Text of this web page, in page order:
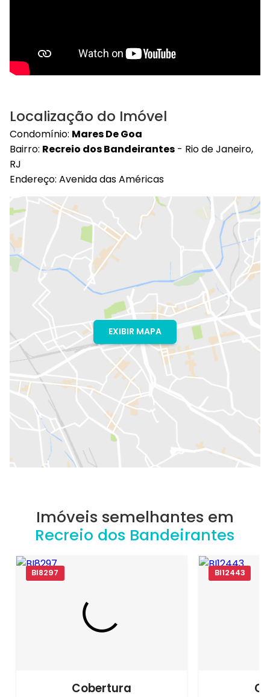
Localização do Imóvel
Condomínio: Mares De Goa
Bairro: Recreio dos Bandeirantes - Rio de Janeiro,
RJ
Endereço: Avenida das Américas
EXIBIR MAPA
Imóveis semelhantes em
Recreio dos Bandeirantes
BI8297
Cobertura
BI12443